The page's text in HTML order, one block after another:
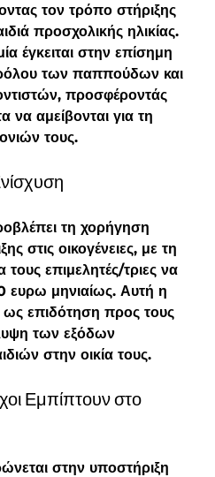
τον τρόπο στήριξης
προσχολικής ηλικίας.
έγκειται στην επίσημη
των παππούδων και
προσφέροντάς
να αμείβονται για τη
τους.
τη χορήγηση
στις οικογένειες, με τη
τους επιμελητές/τριες να
ευρω μηνιαίως. Αυτή η
ως επιδότηση προς τους
των εξόδων
στην οικία τους.
Εμπίπτουν στο
στην υποστήριξη